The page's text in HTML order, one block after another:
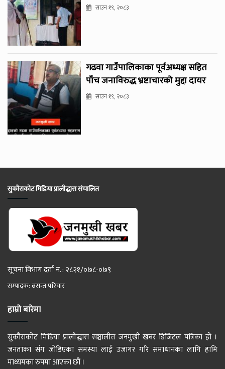
साउन १९, २०८३
गढवा गाउँपालिकाका पूर्वअध्यक्ष सहित
पाँच जनाविरुद्ध भ्रष्टाचारको मुद्दा दायर
साउन १९, २०८३
सुकौराकोट मिडिया प्रालीद्धारा संचालित
सूचना विभाग दर्ता नं. : २८२१/०७८-०७९
सम्पादक: बसन्त परियार
हाम्रो बारेमा
सुकौराकोट मिडिया प्रालीद्धारा सञ्चालीत जनमुखी खबर डिजिटल पत्रिका हो ।
जनताका संग जोडिएका समस्या लाई उजागर गरि समाधानका लागि हामि
माध्यमका रुपमा आएका छौं ।